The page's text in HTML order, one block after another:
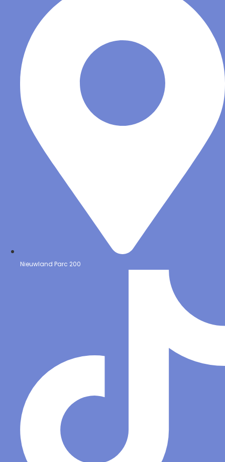
Nieuwland Parc 200